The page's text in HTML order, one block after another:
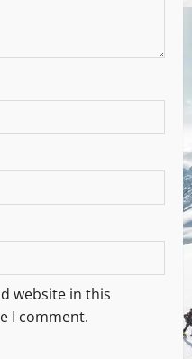
website in this
I comment.